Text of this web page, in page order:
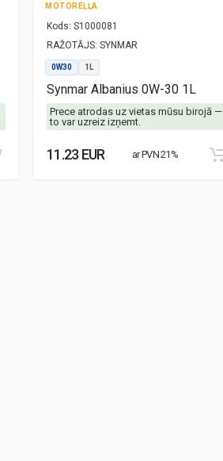
MOTOREĻĻA
Kods: S1000081
RAŽOTĀJS: SYNMAR
0W30 1L
Synmar Albanius 0W-30 1L
Prece atrodas uz vietas mūsu birojā —
to var uzreiz izņemt.
11.23 EUR ar PVN 21%